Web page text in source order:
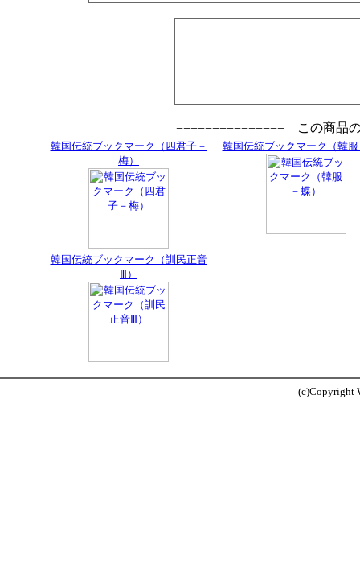
=============== この商品
韓国伝統ブックマーク（四君子－
梅）
韓国伝統ブックマーク（韓
韓国伝統ブックマーク（訓民正音
Ⅲ）
(c)Copyright